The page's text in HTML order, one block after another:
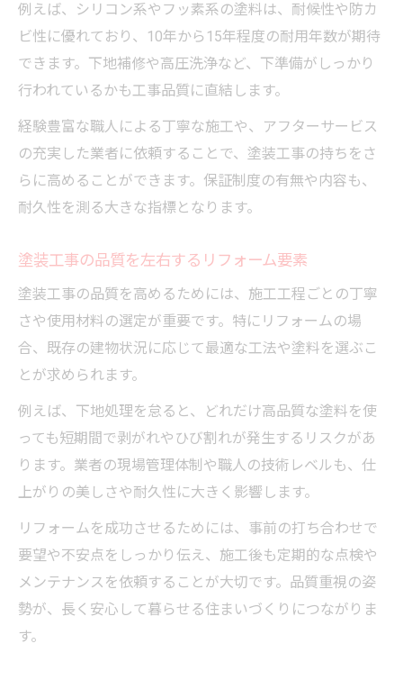
例えば、シリコン系やフッ素系の塗料は、耐候性や防カ
ビ性に優れており、10年から15年程度の耐用年数が期待
できます。下地補修や高圧洗浄など、下準備がしっかり
行われているかも工事品質に直結します。
経験豊富な職人による丁寧な施工や、アフターサービス
の充実した業者に依頼することで、塗装工事の持ちをさ
らに高めることができます。保証制度の有無や内容も、
耐久性を測る大きな指標となります。
塗装工事の品質を左右するリフォーム要素
塗装工事の品質を高めるためには、施工工程ごとの丁寧
さや使用材料の選定が重要です。特にリフォームの場
合、既存の建物状況に応じて最適な工法や塗料を選ぶこ
とが求められます。
例えば、下地処理を怠ると、どれだけ高品質な塗料を使
っても短期間で剥がれやひび割れが発生するリスクがあ
ります。業者の現場管理体制や職人の技術レベルも、仕
上がりの美しさや耐久性に大きく影響します。
リフォームを成功させるためには、事前の打ち合わせで
要望や不安点をしっかり伝え、施工後も定期的な点検や
メンテナンスを依頼することが大切です。品質重視の姿
勢が、長く安心して暮らせる住まいづくりにつながりま
す。